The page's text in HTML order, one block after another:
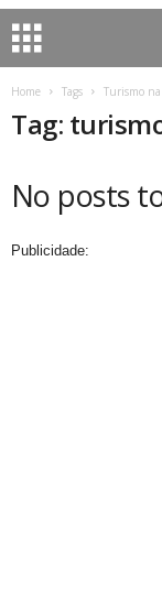
Home Tags Turismo
Tag:
No posts
Publicidade: